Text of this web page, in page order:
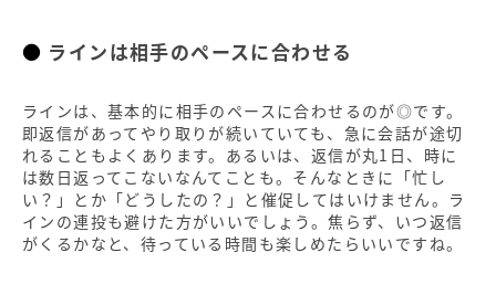
ラインは相手のペースに合わせる
ラインは、基本的に相手のペースに合わせるのが◎です。
即返信があってやり取りが続いていても、急に会話が途切
れることもよくあります。あるいは、返信が丸1日、時に
は数日返ってこないなんてことも。そんなときに「忙し
い？」とか「どうしたの？」と催促してはいけません。ラ
インの連投も避けた方がいいでしょう。焦らず、いつ返信
がくるかなと、待っている時間も楽しめたらいいですね。